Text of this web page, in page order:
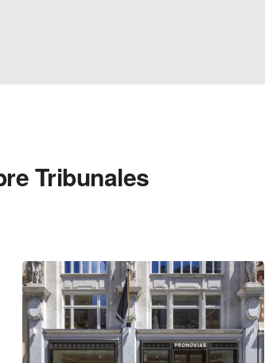
Tribunales